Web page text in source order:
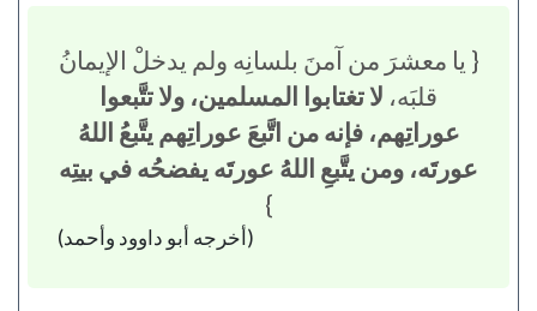
{ يا معشرَ من آمنَ بلسانِه ولم يدخلْ الإيمانُ
قلبَه، لا تغتابوا المسلمين، ولا تتَّبعوا
عوراتِهم، فإنه من اتَّبعَ عوراتِهم يتَّبعُ اللهُ
عورتَه، ومن يتَّبعِ اللهُ عورتَه يفضحُه في بيتِه
}
(أخرجه أبو داوود وأحمد)